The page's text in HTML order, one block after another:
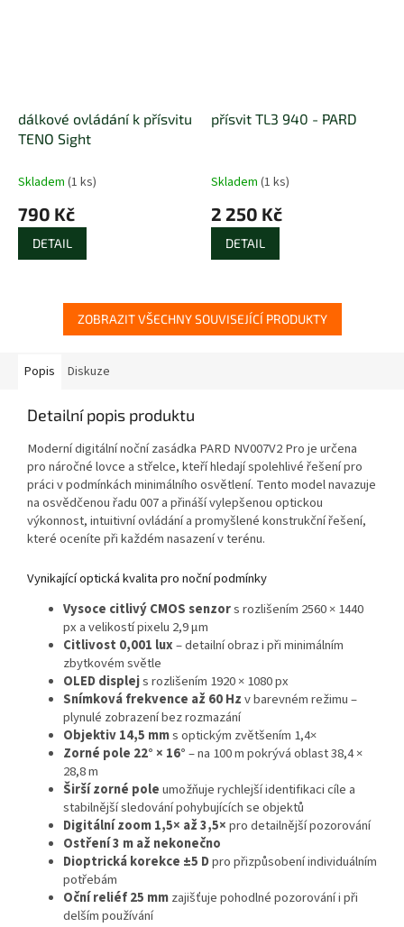
dálkové ovládání k přísvitu
TENO Sight
Skladem (1 ks)
790 Kč
DETAIL
přísvit TL3 940 - PARD
Skladem (1 ks)
2 250 Kč
DETAIL
ZOBRAZIT VŠECHNY SOUVISEJÍCÍ PRODUKTY
Popis Diskuze
Detailní popis produktu
Moderní digitální noční zasádka PARD NV007V2 Pro je určena
pro náročné lovce a střelce, kteří hledají spolehlivé řešení pro
práci v podmínkách minimálního osvětlení. Tento model navazuje
na osvědčenou řadu 007 a přináší vylepšenou optickou
výkonnost, intuitivní ovládání a promyšlené konstrukční řešení,
které oceníte při každém nasazení v terénu.
Vynikající optická kvalita pro noční podmínky
Vysoce citlivý CMOS senzors rozlišením 2560 × 1440
px a velikostí pixelu 2,9 µm
Citlivost 0,001 lux– detailní obraz i při minimálním
zbytkovém světle
OLED displejs rozlišením 1920 × 1080 px
Snímková frekvence až 60 Hzv barevném režimu –
plynulé zobrazení bez rozmazání
Objektiv 14,5 mms optickým zvětšením 1,4×
Zorné pole 22° × 16°– na 100 m pokrývá oblast 38,4 ×
28,8 m
Širší zorné poleumožňuje rychlejší identifikaci cíle a
stabilnější sledování pohybujících se objektů
Digitální zoom 1,5× až 3,5×pro detailnější pozorování
Ostření 3 m až nekonečno
Dioptrická korekce ±5 Dpro přizpůsobení individuálním
potřebám
Oční reliéf 25 mmzajišťuje pohodlné pozorování i při
delším používání